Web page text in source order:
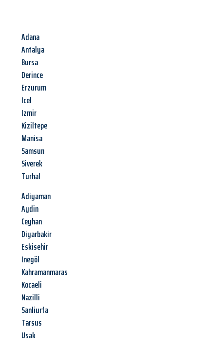
Adana
Antalya
Bursa
Derince
Erzurum
Icel
Izmir
Kiziltepe
Manisa
Samsun
Siverek
Turhal
Adiyaman
Aydin
Ceyhan
Diyarbakir
Eskisehir
Inegöl
Kahramanmaras
Kocaeli
Nazilli
Sanliurfa
Tarsus
Usak